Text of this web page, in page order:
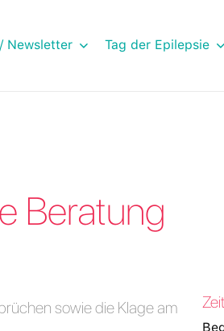
Newsletter Tag der Epilepsie
Beratung
sowie die Klage am
Zeit